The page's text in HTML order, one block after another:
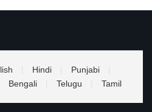
Hindi Punjabi
Bengali Telugu Tamil